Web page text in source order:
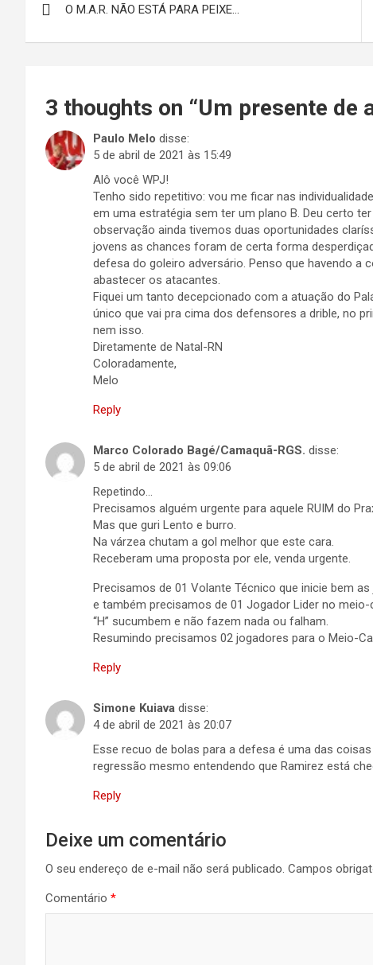
de
O M.A.R. NÃO ESTÁ PARA PEIXE…
3 thoughts on “Um presente de
Paulo Melo disse:
5 de abril de 2021 às 15:49
Alô você WPJ!
Tenho sido repetitivo: vou me ficar nas
em uma estratégia sem ter um plano B. Deu certo
observação ainda tivemos duas oportunidades
jovens as chances foram de certa forma
defesa do goleiro adversário. Penso que havendo a
abastecer os atacantes.
Fiquei um tanto decepcionado com a atuação do
único que vai pra cima dos defensores a drible, no
nem isso.
Diretamente de Natal-RN
Coloradamente,
Melo
Reply
Marco Colorado Bagé/Camaquã-RGS. disse:
5 de abril de 2021 às 09:06
Repetindo…
Precisamos alguém urgente para aquele RUIM do
Mas que guri Lento e burro.
Na várzea chutam a gol melhor que este cara.
Receberam uma proposta por ele, venda urgente.
Precisamos de 01 Volante Técnico que inicie bem
e também precisamos de 01 Jogador Lider no
“H” sucumbem e não fazem nada ou falham.
Resumindo precisamos 02 jogadores para o Meio-
Reply
Simone Kuiava disse:
4 de abril de 2021 às 20:07
Esse recuo de bolas para a defesa é uma das
regressão mesmo entendendo que Ramirez está
Reply
Deixe um comentário
O seu endereço de e-mail não será publicado. Campos
Comentário *